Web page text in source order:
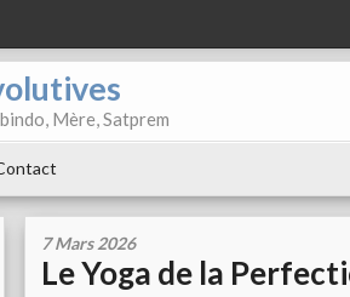
Mère, Satprem
7 Mars 2026
Le Yoga de la